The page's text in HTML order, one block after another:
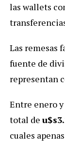
las wallets
Las remesas
fuente de
representan
Entre enero
total de
cuales apenas